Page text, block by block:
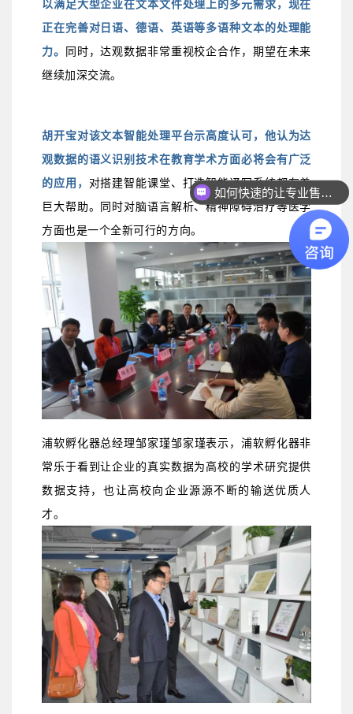
以满足大型企业在文本文件处理上的多元需求，现在
正在完善对日语、德语、英语等多语种文本的处理能
力。
同时，达观数据非常重视校企合作，期望在未来
继续加深交流。
胡开宝对该文本智能处理平台示高度认可，他认为达
观数据的语义识别技术在教育学术方面必将会有广泛
的应用， 对搭建智能课堂、打造智能译写系统都有着
巨大帮助。同时对脑语言解析、精神障碍治疗等医学
方面也是一个全新可行的方向。
浦软孵化器总经理邹家瑾邹家瑾表示，浦软孵化器非
常乐于看到让企业的真实数据为高校的学术研究提供
数据支持，也让高校向企业源源不断的输送优质人
才。